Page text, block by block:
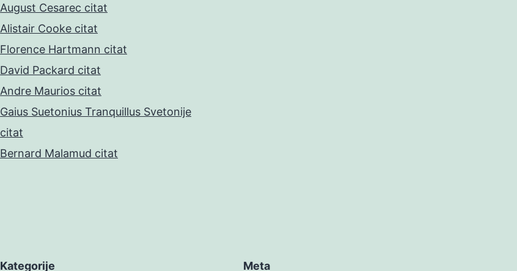
August Cesarec citat
Alistair Cooke citat
Florence Hartmann citat
David Packard citat
Andre Maurios citat
Gaius Suetonius Tranquillus Svetonije
citat
Bernard Malamud citat
Kategorije Meta